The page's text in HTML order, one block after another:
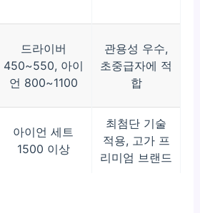
드라이버
450~550, 아이
언 800~1100
관용성 우수,
초중급자에 적
합
아이언 세트
1500 이상
최첨단 기술
적용, 고가 프
리미엄 브랜드